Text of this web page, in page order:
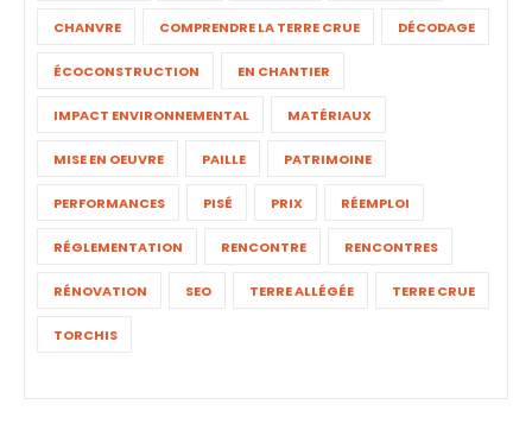
CHANVRE COMPRENDRE LA TERRE CRUE DÉCODAGE
ÉCOCONSTRUCTION EN CHANTIER
IMPACT ENVIRONNEMENTAL MATÉRIAUX
MISE EN OEUVRE PAILLE PATRIMOINE
PERFORMANCES PISÉ PRIX RÉEMPLOI
RÉGLEMENTATION RENCONTRE RENCONTRES
RÉNOVATION SEO TERRE ALLÉGÉE TERRE CRUE
TORCHIS